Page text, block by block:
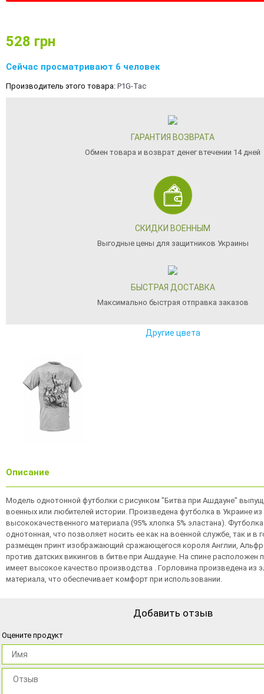
528 грн
Сейчас просматривают 6 человек
Производитель этого товара: P1G-Tac
ГАРАНТИЯ ВОЗВРАТА
Обмен товара и возврат денег втечении 14 дней
СКИДКИ ВОЕННЫМ
Выгодные цены для защитников Украины
БЫСТРАЯ ДОСТАВКА
Максимально быстрая отправка заказов
Другие цвета
Описание
Модель однотонной футболки с рисунком "Битва при Ашдауне"
военных или любителей истории. Произведена футболка в Украине из
высококачественного материала (95% хлопка 5% эластана).
однотонная, что позволяет носить ее как на военной службе, так и в
размещен принт изображающий сражающегося короля Англии,
против датских викингов в битве при Ашдауне. На спине расположен
имеет высокое качество производства . Горловина произведена из
материала, что обеспечивает комфорт при использовании.
Добавить отзыв
Оцените продукт